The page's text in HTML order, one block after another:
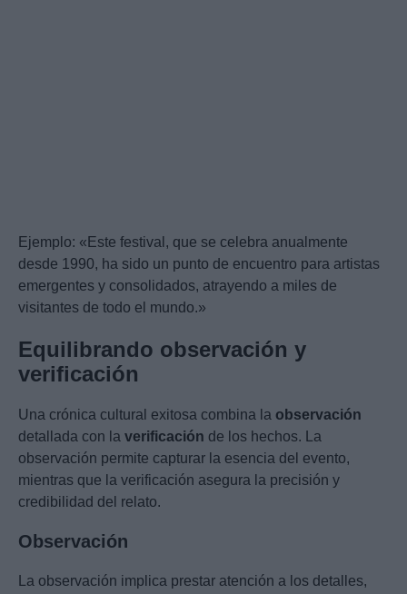
Ejemplo: «Este festival, que se celebra anualmente
desde 1990, ha sido un punto de encuentro para artistas
emergentes y consolidados, atrayendo a miles de
visitantes de todo el mundo.»
Equilibrando observación y
verificación
Una crónica cultural exitosa combina la observación
detallada con la verificación de los hechos. La
observación permite capturar la esencia del evento,
mientras que la verificación asegura la precisión y
credibilidad del relato.
Observación
La observación implica prestar atención a los detalles,